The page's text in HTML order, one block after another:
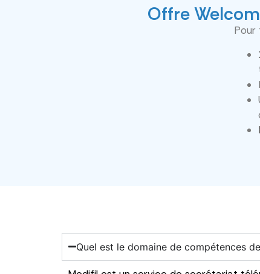
Offre
Pour
Quel est le domaine de compétences